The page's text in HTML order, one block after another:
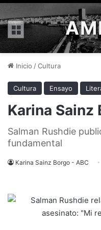
Menú
Inicio /Cultura
Cultura Ensayo
Karina Sainz
Salman Rushdie
fundamental
Karina Sainz Borgo - ABC